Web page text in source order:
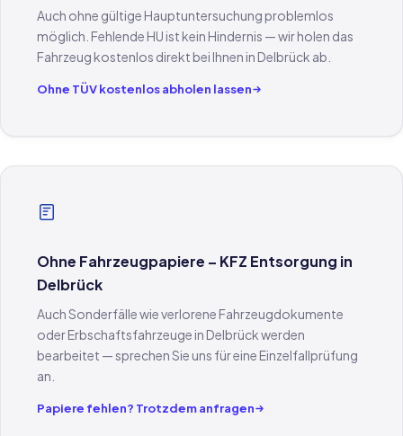
Auch ohne gültige Hauptuntersuchung problemlos
möglich. Fehlende HU ist kein Hindernis — wir holen das
Fahrzeug kostenlos direkt bei Ihnen in Delbrück ab.
Ohne TÜV kostenlos abholen lassen
Ohne Fahrzeugpapiere – KFZ Entsorgung in
Delbrück
Auch Sonderfälle wie verlorene Fahrzeugdokumente
oder Erbschaftsfahrzeuge in Delbrück werden
bearbeitet — sprechen Sie uns für eine Einzelfallprüfung
an.
Papiere fehlen? Trotzdem anfragen